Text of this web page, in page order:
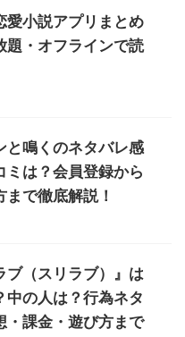
愛小説アプリまとめ
題・オフラインで読
と鳴くのネタバレ感
ミは？会員登録から
で徹底解説！
ブ（スリラブ）』は
中の人は？行為ネタ
・課金・遊び方まで